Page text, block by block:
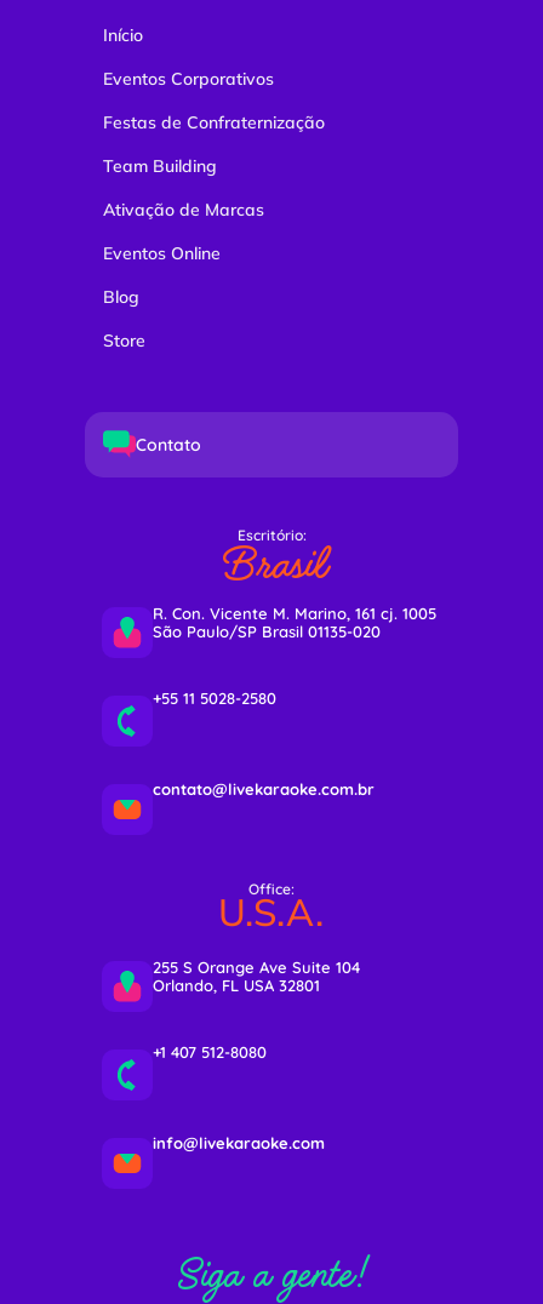
Início
Eventos Corporativos
Festas de Confraternização
Team Building
Ativação de Marcas
Eventos Online
Blog
Store
Contato
Escritório:
Brasil
R. Con. Vicente M. Marino, 161 cj. 1005
São Paulo/SP Brasil 01135-020
+55 11 5028-2580
contato@livekaraoke.com.br
Office:
U.S.A.
255 S Orange Ave Suite 104
Orlando, FL USA 32801
+1 407 512-8080
info@livekaraoke.com
Siga a gente!